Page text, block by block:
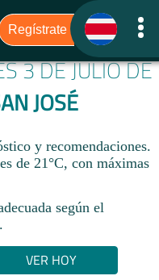
3 DE JULIO DE
JOSÉ
y recomendaciones.
de 21°C, con máximas
según el
VER HOY